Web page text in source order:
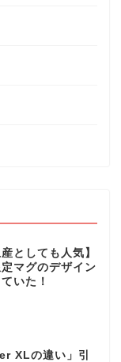
としても人気】
マグのデザイン
いた！
XLの違い」引